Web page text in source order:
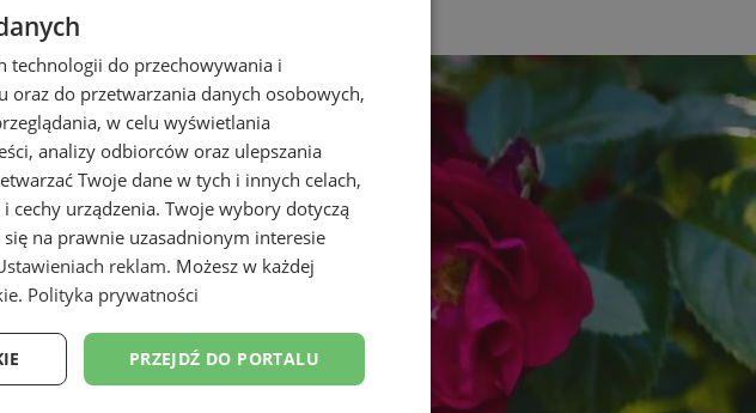
technologii do przechowywania i
do przetwarzania danych osobowych,
w celu wyświetlania
analizy odbiorców oraz ulepszania
Twoje dane w tych i innych celach,
cechy urządzenia. Twoje wybory dotyczą
na prawnie uzasadnionym interesie
reklam. Możesz w każdej
. Polityka prywatności
PRZEJDŹ DO PORTALU